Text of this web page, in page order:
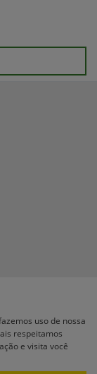
LTDA
uso de nossa
respeitamos
e visita você